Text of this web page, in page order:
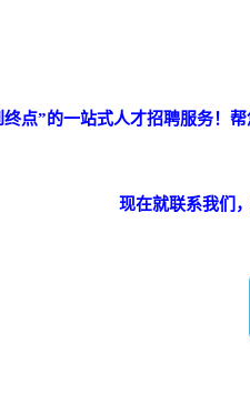
点”的一站式人才招聘服务！
现在就联系我们